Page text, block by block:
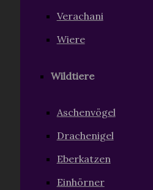
Verachani
Wiere
Wildtiere
Aschenvögel
Drachenigel
Eberkatzen
Einhörner